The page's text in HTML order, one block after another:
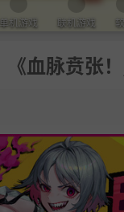
单机游戏 联机游戏
《血脉贲张